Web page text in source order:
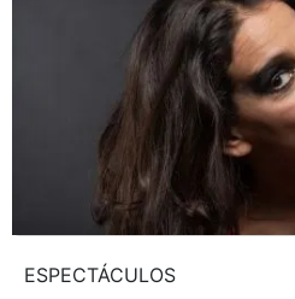
ESPECTÁCULOS